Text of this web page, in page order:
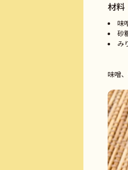
材料
味
砂
み
味噌